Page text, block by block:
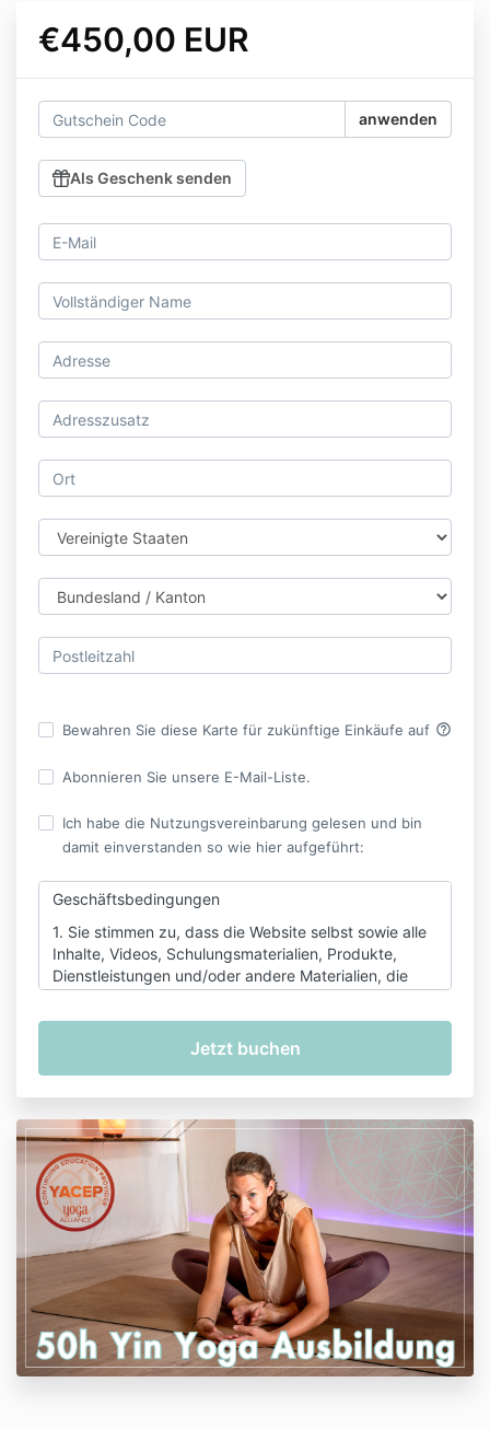
€450,00 EUR
anwenden
Als Geschenk senden
Bewahren Sie diese Karte für zukünftige Einkäufe auf help_outline
Abonnieren Sie unsere E-Mail-Liste.
Ich habe die Nutzungsvereinbarung gelesen und bin
damit einverstanden so wie hier aufgeführt:
Geschäftsbedingungen
1. Sie stimmen zu, dass die Website selbst sowie alle
Inhalte, Videos, Schulungsmaterialien, Produkte,
Dienstleistungen und/oder andere Materialien, die
Verfügung gestellt werden, für Ihren persönlichen
Gebrauch und Ihre Information von LaVi Sound &
2. Der Kunde erklärt, dass er diese Anmeldung
freiwillig vorgenommen hat. Der Kunde übernimmt die
volle Verantwortung für seine/ihre Handlungen
während der Ausbildung/Kurse/Klassen.
3. Die Lehrer Laura Klocke und Vincent Clénet sind
von jeglichen Haftungsansprüchen freigestellt.
4. Kursgebühren für alle Online-Kurse und -
Ausbildungen sind NICHT ERSTATTUNGSFÄHIG